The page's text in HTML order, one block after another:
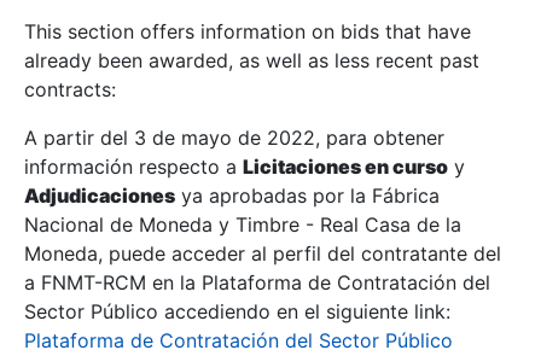
Show/Hide
Show/Hide
This section offers information on bids that have
already been awarded, as well as less recent past
contracts:
A partir del 3 de mayo de 2022, para obtener
información respecto a Licitaciones en curso y
Adjudicaciones ya aprobadas por la Fábrica
Nacional de Moneda y Timbre - Real Casa de la
Moneda, puede acceder al perfil del contratante del
a FNMT-RCM en la Plataforma de Contratación del
Sector Público accediendo en el siguiente link:
Plataforma de Contratación del Sector Público